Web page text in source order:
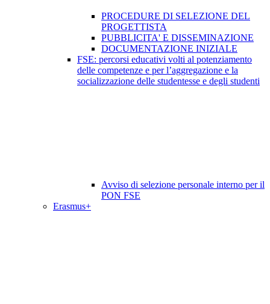
PROCEDURE DI SELEZIONE DEL
PROGETTISTA
PUBBLICITA' E DISSEMINAZIONE
DOCUMENTAZIONE INIZIALE
FSE: percorsi educativi volti al potenziamento
delle competenze e per l’aggregazione e la
socializzazione delle studentesse e degli studenti
Avviso di selezione personale interno per il
PON FSE
Erasmus+